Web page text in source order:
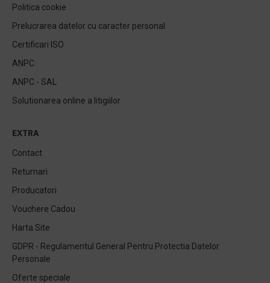
Politica cookie
Prelucrarea datelor cu caracter personal
Certificari ISO
ANPC
ANPC - SAL
Solutionarea online a litigiilor
EXTRA
Contact
Returnari
Producatori
Vouchere Cadou
Harta Site
GDPR - Regulamentul General Pentru Protectia Datelor
Personale
Oferte speciale